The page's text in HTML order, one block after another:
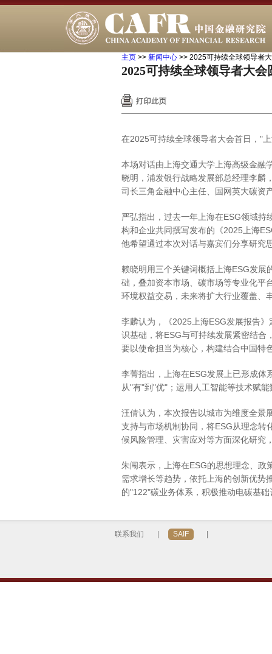
主页 >> 新闻中心 >> 2025可持续全球领导者
2025可持续全球领导者大
在2025可持续全球领导者大会首日，"
本场对话由上海交通大学上海高级金融
晓明，浦发银行战略发展部总经理李麟
司长三角金融中心主任、国网英大碳资
严弘指出，过去一年上海在ESG领域
构和企业共同撰写发布的《2025上海
他希望通过本次对话与嘉宾们分享研究
赖晓明用三个关键词概括上海ESG发
础，叠加资本市场、碳市场等专业化平
环境权益交易，未来将扩大行业覆盖、
李麟认为，《2025上海ESG发展报告
识基础，将ESG与可持续发展紧密结合
要以使命担当为核心，构建结合中国特
李菁指出，上海在ESG发展上已形成体
从"有"到"优"；运用人工智能等技术赋
汪倩认为，本次报告以城市为维度全景
支持与市场机制协同，将ESG从理念转
候风险管理、灾害应对等方面深化研究
朱闯表示，上海在ESG的思想理念、政
需求增长等趋势，依托上海的创新优势
的"122"碳业务体系，积极推动电碳基
联系我们 SAIF